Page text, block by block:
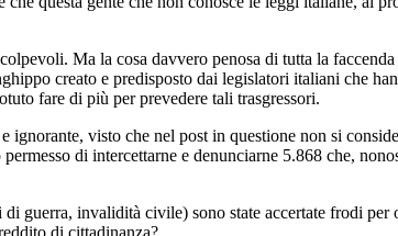
Ma la cosa davvero penosa di tutta la
creato e predisposto dai legislatori italiani che
fare di più per prevedere tali trasgressori.
visto che nel post in questione non si
di intercettarne e denunciarne 5.868 che,
guerra, invalidità civile) sono state accertate frodi
di cittadinanza?